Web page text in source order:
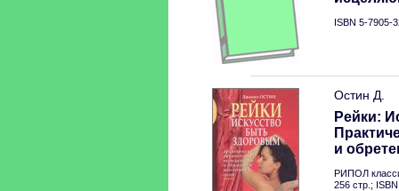
ISBN 5-7905-
Остин Д.
Рейки:
и
РИПОЛ
256 стр.;